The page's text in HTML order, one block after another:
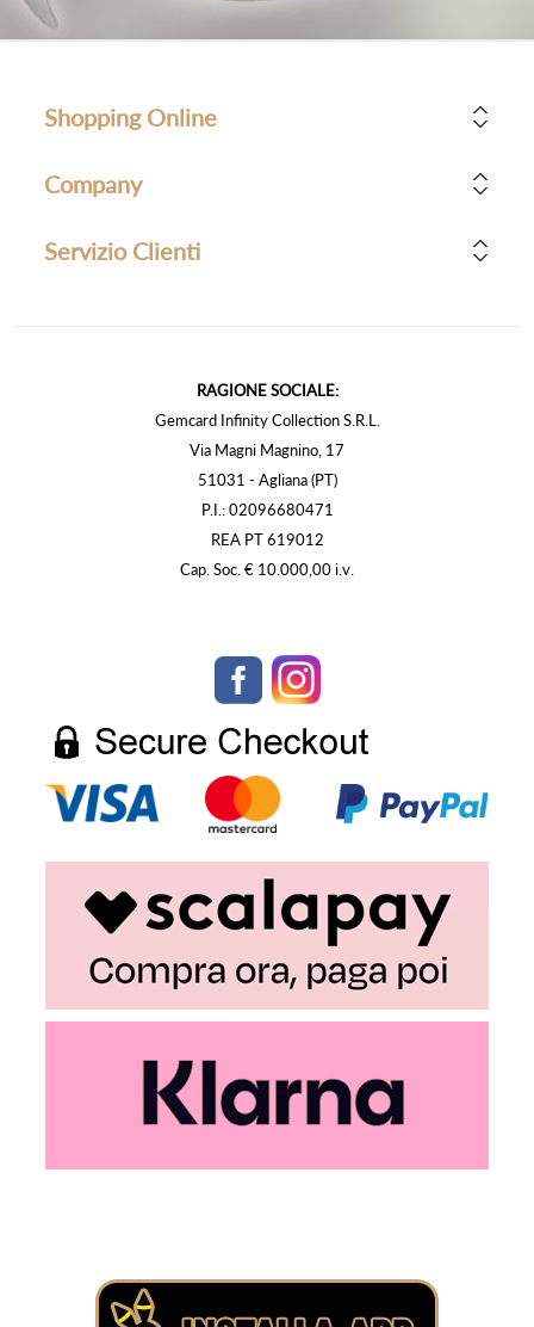
Shopping Online
Company
Servizio Clienti
RAGIONE SOCIALE:
Gemcard Infinity Collection S.R.L.
Via Magni Magnino, 17
51031 - Agliana (PT)
P.I.: 02096680471
REA PT 619012
Cap. Soc. € 10.000,00 i.v.